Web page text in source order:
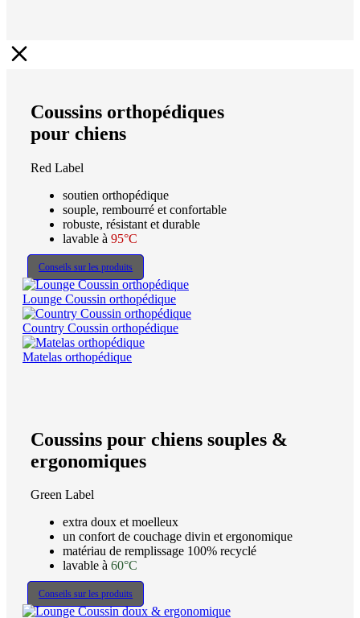
Coussins orthopédiques
pour chiens
Red Label
soutien orthopédique
souple, rembourré et confortable
robuste, résistant et durable
lavable à 95°C
Conseils sur les produits
Lounge Coussin orthopédique
Country Coussin orthopédique
Matelas orthopédique
Coussins pour chiens souples &
ergonomiques
Green Label
extra doux et moelleux
un confort de couchage divin et ergonomique
matériau de remplissage 100% recyclé
lavable à 60°C
Conseils sur les produits